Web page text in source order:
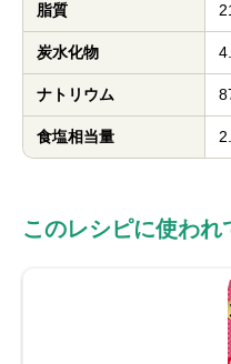
脂質
炭水化物
ナトリウム
食塩相当量
このレシピに使われ